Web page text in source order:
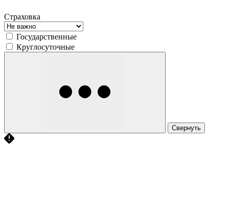
Страховка
Государственные
Круглосуточные
Свернуть